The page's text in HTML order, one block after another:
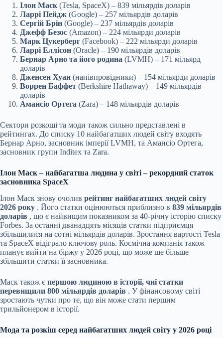
Ілон Маск (Tesla, SpaceX) – 839 мільярдів доларів
Ларрі Пейдж (Google) – 257 мільярдів доларів
Сергій Брін (Google) – 237 мільярдів доларів
Джефф Безос (Amazon) – 224 мільярди доларів
Марк Цукерберг (Facebook) – 222 мільярди доларів
Ларрі Еллісон (Oracle) – 190 мільярдів доларів
Бернар Арно та його родина (LVMH) – 171 мільярд
доларів
Дженсен Хуан (напівпровідники) – 154 мільярди доларів
Воррен Баффет (Berkshire Hathaway) – 149 мільярдів
доларів
Амансіо Ортега (Zara) – 148 мільярдів доларів
Сектори розкоші та моди також сильно представлені в
рейтингах. До списку 10 найбагатших людей світу входять
Бернар Арно, засновник імперії LVMH, та Амансіо Ортега,
засновник групи Inditex та Zara.
Ілон Маск – найбагатша людина у світі – рекордний статок
засновника SpaceX
Ілон Маск знову очолив рейтинг найбагатших людей світу
2026 року . Його статки оцінюються приблизно в 839 мільярдів
доларів , що є найвищим показником за 40-річну історію списку
Forbes. За останні дванадцять місяців статки підприємця
збільшилися на сотні мільярдів доларів. Зростання вартості Tesla
та SpaceX відіграло ключову роль. Космічна компанія також
планує вийти на біржу у 2026 році, що може ще більше
збільшити статки її засновника.
Маск також є першою людиною в історії, чиї статки
перевищили 800 мільярдів доларів . У фінансовому світі
зростають чутки про те, що він може стати першим
трильйонером в історії.
Мода та розкіш серед найбагатших людей світу у 2026 році